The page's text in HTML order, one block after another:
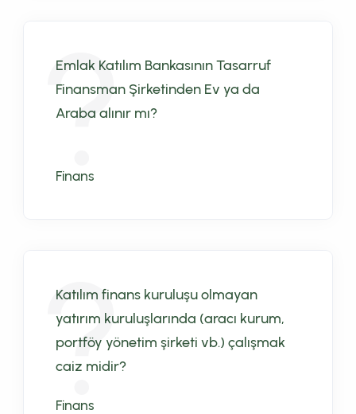
Emlak Katılım Bankasının Tasarruf
Finansman Şirketinden Ev ya da
Araba alınır mı?
Finans
Katılım finans kuruluşu olmayan
yatırım kuruluşlarında (aracı kurum,
portföy yönetim şirketi vb.) çalışmak
caiz midir?
Finans